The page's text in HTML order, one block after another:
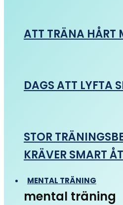
ATT TRÄNA HÅRT
DAGS ATT LYFTA
STOR
KRÄVER SMART
MENTAL TRÄNING
mental träning